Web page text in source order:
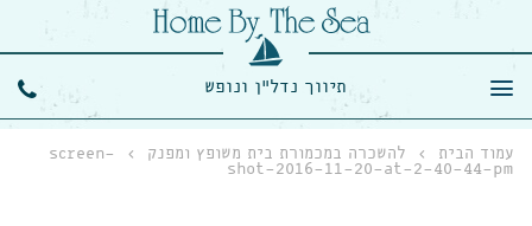
תיווך נדל"ן ונופש
עמוד הבית › להשכרה במכמורת בית משופץ ומפנק ›
screen-
shot-2016-11-20-at-2-40-44-pm